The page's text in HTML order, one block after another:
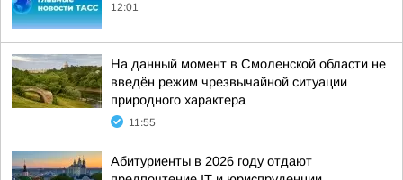
12:01
На данный момент в Смоленской области не
введён режим чрезвычайной ситуации
природного характера
11:55
Абитуриенты в 2026 году отдают